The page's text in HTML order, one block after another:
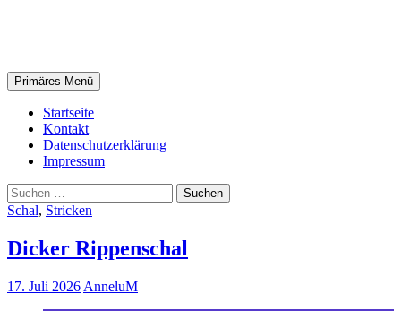
Suchen
Primäres Menü
Startseite
Kontakt
Datenschutzerklärung
Impressum
Suchen
nach:
Schal, Stricken
Dicker Rippenschal
17. Juli 2026 AnneluM